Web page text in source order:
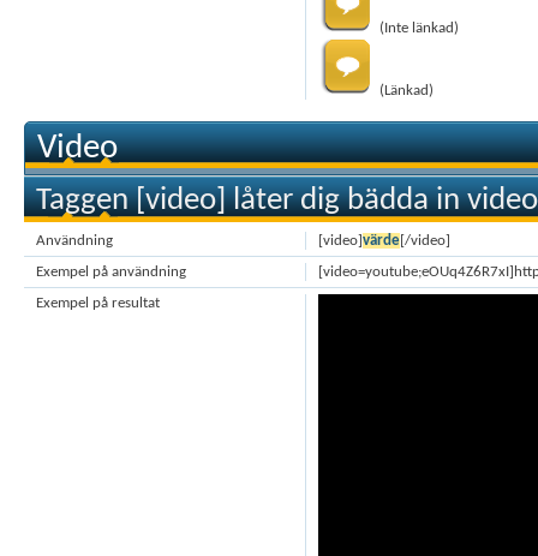
(Inte länkad)
(Länkad)
Video
Taggen [video] låter dig bädda in
[video]värde[/video]
Användning
Exempel på användning
Exempel på resultat